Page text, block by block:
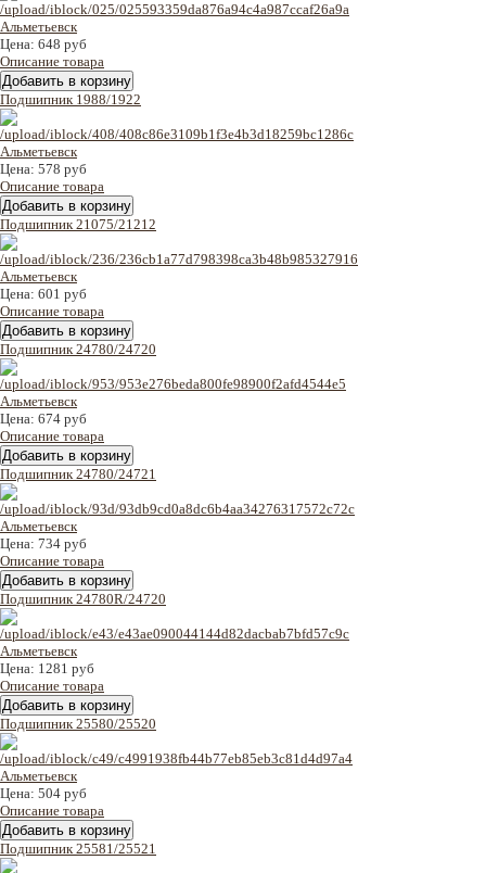
Цена: 648 руб
Описание товара
Подшипник 1988/1922
Цена: 578 руб
Описание товара
Подшипник 21075/21212
Цена: 601 руб
Описание товара
Подшипник 24780/24720
Цена: 674 руб
Описание товара
Подшипник 24780/24721
Цена: 734 руб
Описание товара
Подшипник 24780R/24720
Цена: 1281 руб
Описание товара
Подшипник 25580/25520
Цена: 504 руб
Описание товара
Подшипник 25581/25521